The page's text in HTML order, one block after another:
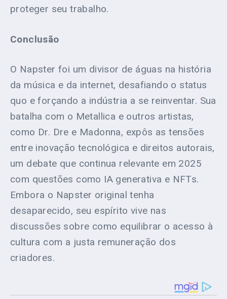
proteger seu trabalho.
Conclusão
O Napster foi um divisor de águas na história
da música e da internet, desafiando o status
quo e forçando a indústria a se reinventar. Sua
batalha com o Metallica e outros artistas,
como Dr. Dre e Madonna, expôs as tensões
entre inovação tecnológica e direitos autorais,
um debate que continua relevante em 2025
com questões como IA generativa e NFTs.
Embora o Napster original tenha
desaparecido, seu espírito vive nas
discussões sobre como equilibrar o acesso à
cultura com a justa remuneração dos
criadores.